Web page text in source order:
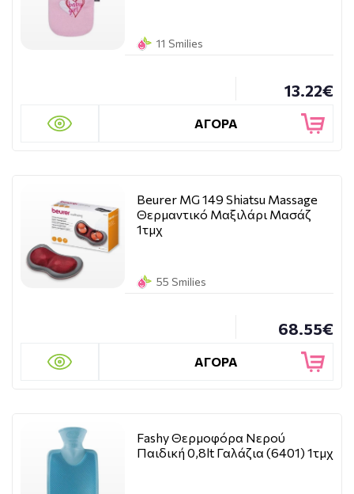
11 Smilies
13.22€
ΑΓΟΡΑ
Beurer MG 149 Shiatsu Massage
Θερμαντικό Μαξιλάρι Μασάζ
1τμχ
55 Smilies
68.55€
ΑΓΟΡΑ
Fashy Θερμοφόρα Νερού
Παιδική 0,8lt Γαλάζια (6401) 1τμχ